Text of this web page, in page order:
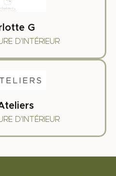
G
D'INTÉRIEUR
D'INTÉRIEUR